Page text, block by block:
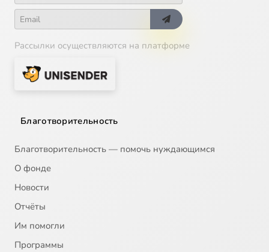
Рассылки осуществляются на платформе
Благотворительность
Благотворительность — помочь нуждающимся
О фонде
Новости
Отчёты
Им помогли
Программы